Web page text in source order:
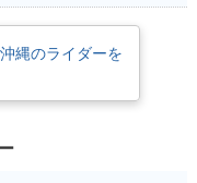
ドライトとテールランプの
ズのフルカラー液晶ディス
縄のライダーを